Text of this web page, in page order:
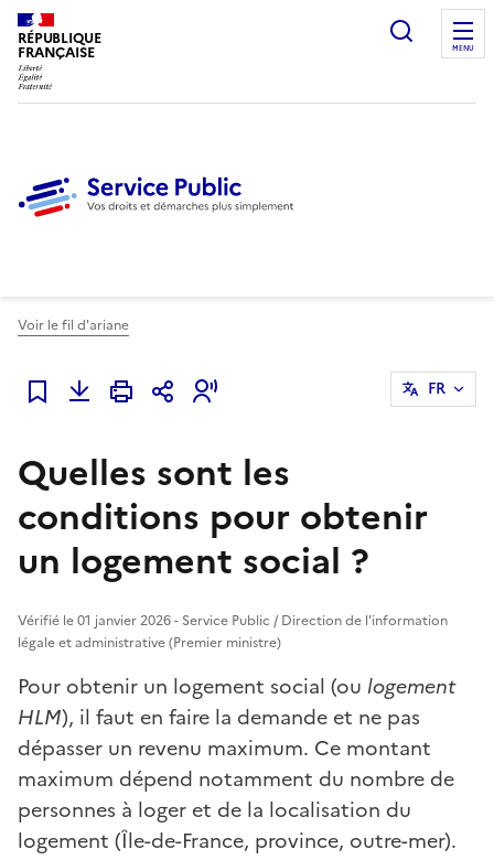
RÉPUBLIQUE
FRANÇAISE
Ouvrir
MENU
Voir le fil d'ariane
Ajouter à mes favoris
FR
Quelles sont les
conditions pour obtenir
un logement social ?
Vérifié le 01 janvier 2026 - Service Public / Direction de l'information
légale et administrative (Premier ministre)
Pour obtenir un logement social (ou logement
HLM), il faut en faire la demande et ne pas
dépasser un revenu maximum. Ce montant
maximum dépend notamment du nombre de
personnes à loger et de la localisation du
logement (Île-de-France, province, outre-mer).